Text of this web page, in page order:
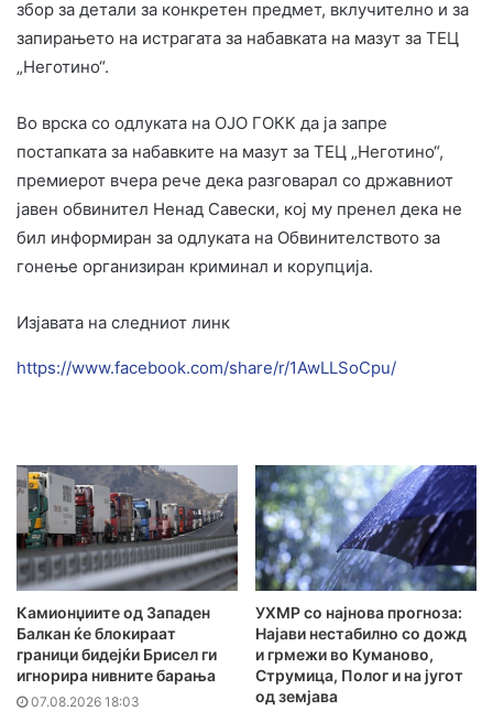
збор за детали за конкретен предмет, вклучително и за
запирањето на истрагата за набавката на мазут за ТЕЦ
„Неготино“.
Во врска со одлуката на ОЈО ГОКК да ја запре
постапката за набавките на мазут за ТЕЦ „Неготино“,
премиерот вчера рече дека разговарал со државниот
јавен обвинител Ненад Савески, кој му пренел дека не
бил информиран за одлуката на Обвинителството за
гонење организиран криминал и корупција.
Изјавата на следниот линк
https://www.facebook.com/share/r/1AwLLSoCpu/
Камионџиите од Западен
Балкан ќе блокираат
граници бидејќи Брисел ги
игнорира нивните барања
07.08.2026 18:03
УХМР со најнова прогноза:
Најави нестабилно со дожд
и грмежи во Куманово,
Струмица, Полог и на југот
од земјава